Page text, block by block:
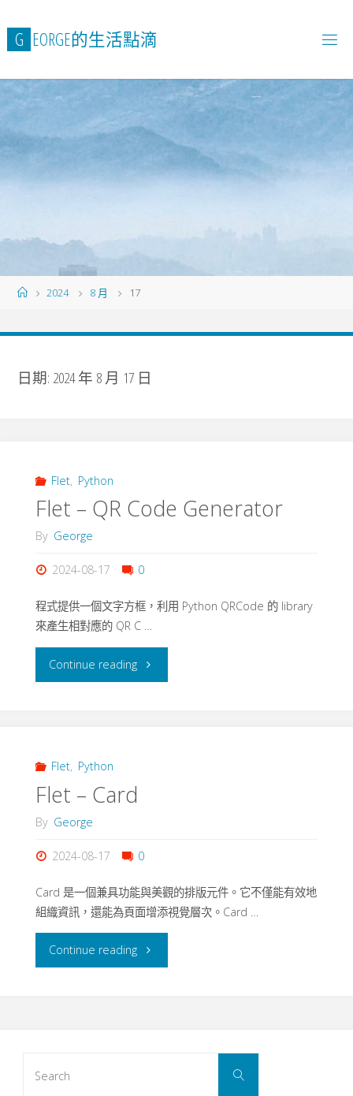
to
content
G EORGE的生活點滴
Home2024 8 月 17
日期: 2024 年 8 月 17 日
Flet, Python
Flet – QR Code Generator
By George
2024-08-17 0
程式提供一個文字方框，利用 Python QRCode 的 library
來產生相對應的 QR C …
Continue reading"Flet
Flet, Python
Flet – Card
By George
2024-08-17 0
Card 是一個兼具功能與美觀的排版元件。它不僅能有效地
組織資訊，還能為頁面增添視覺層次。Card …
Continue reading"Flet
Search